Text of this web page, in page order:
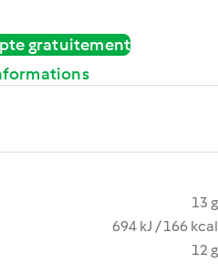
gratuitement
13 g
694 kJ / 166 kcal
12 g